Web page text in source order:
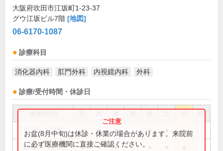
大阪府吹田市江坂町1-23-37
グウ江坂ビル7階 [地図]
06-6170-1087
診療科目
消化器内科 肛門外科 内視鏡内科 外科
診療/受付時間・休診日
祝
9:00～12:00 ● ● ● ● ●
13:00～16:00 ● ● ●
お盆(8月中旬)は休診・休業の場合があります。来院前
に必ず医療機関に直接ご確認ください。